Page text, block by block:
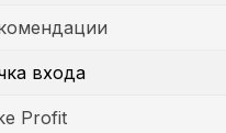
входа
Profit